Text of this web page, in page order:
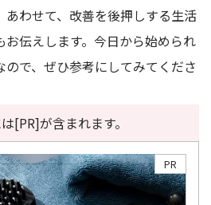
わせて、改善を後押しする生活
伝えします。今日から始められ
で、ぜひ参考にしてみてくださ
[PR]が含まれます。
PR